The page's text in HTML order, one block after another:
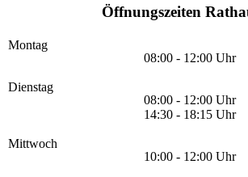
Öffnungszeiten
Montag
08:00 - 12:00 Uhr
Dienstag
08:00 - 12:00 Uhr
14:30 - 18:15 Uhr
Mittwoch
10:00 - 12:00 Uhr